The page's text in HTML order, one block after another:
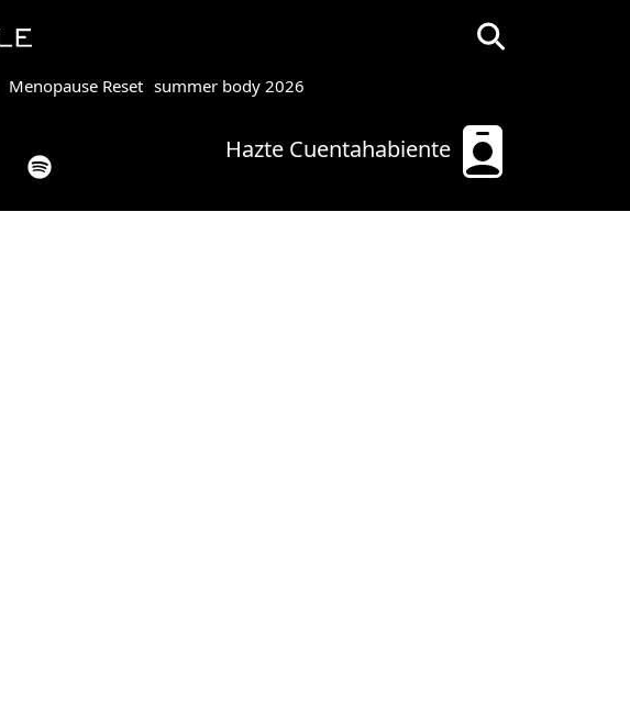
Hazte Cuentahabiente
Menopause Reset summer body 2026